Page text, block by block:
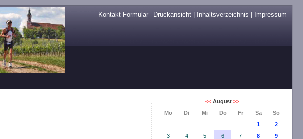
Kontakt-Formular Druckansicht Inhaltsverzeichnis Impressum
<<August >>
Mo
Di Mi Do Fr Sa
So
1
2
3
4 5 6 7 8
9